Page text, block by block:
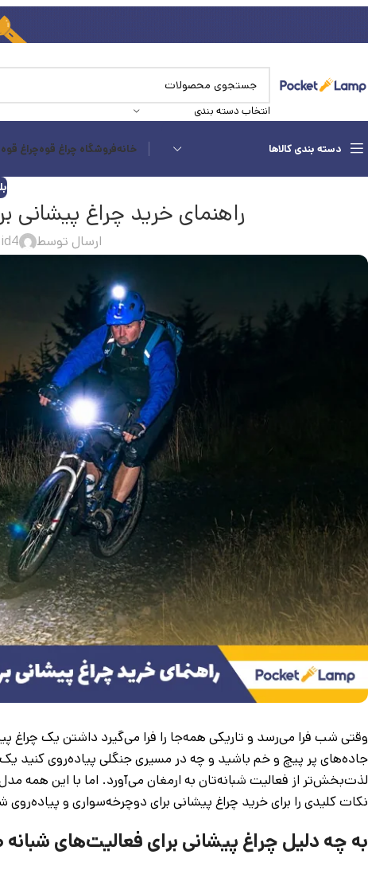
انتخاب دسته بندی
دسته بندی کالاها خانهفروشگاه چراغ قوهچراغ
راهنمای خرید چراغ پیشانی
ارسال توسط
وقتی شب فرا می‌رسد و تاریکی همه‌جا را فرا می‌گیرد داشتن یک
جاده‌های پر پیچ و خم باشید و چه در مسیری جنگلی پیاده‌روی کنید
لذت‌بخش‌تر از فعالیت شبانه‌تان به ارمغان می‌آورد. اما با این همه مدل
نکات کلیدی را برای خرید چراغ پیشانی برای دوچرخه‌سواری و پیاده‌روی
به چه دلیل چراغ پیشانی برای فعالیت‌های